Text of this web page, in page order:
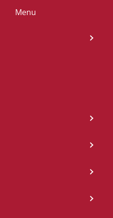
50% ristrutturazione
e quali
bagno
Menu